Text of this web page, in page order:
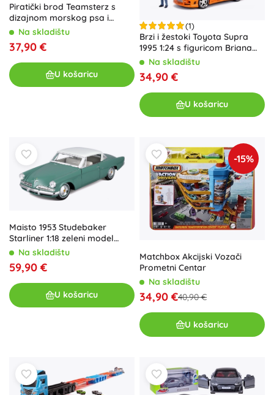
Piratički brod Teamsterz s
dizajnom morskog psa i
autićem
Na skladištu
37,90 €
U košaricu
(1)
Brzi i žestoki Toyota Supra
1995 1:24 s figuricom Briana
O’Connera
Na skladištu
34,90 €
U košaricu
Maisto 1953 Studebaker
Starliner 1:18 zeleni model
automobila
Na skladištu
59,90 €
U košaricu
-15%
Matchbox Akcijski Vozači
Prometni Centar
Na skladištu
34,90 €40,90 €
U košaricu